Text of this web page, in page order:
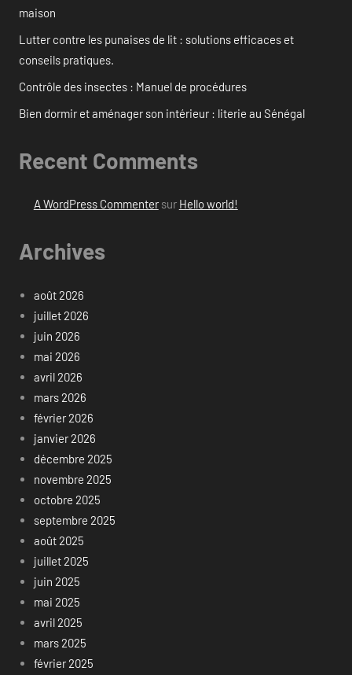
maison
Lutter contre les punaises de lit : solutions efficaces et
conseils pratiques.
Contrôle des insectes : Manuel de procédures
Bien dormir et aménager son intérieur : literie au Sénégal
Recent Comments
A WordPress Commentersur Hello world!
Archives
août 2026
juillet 2026
juin 2026
mai 2026
avril 2026
mars 2026
février 2026
janvier 2026
décembre 2025
novembre 2025
octobre 2025
septembre 2025
août 2025
juillet 2025
juin 2025
mai 2025
avril 2025
mars 2025
février 2025